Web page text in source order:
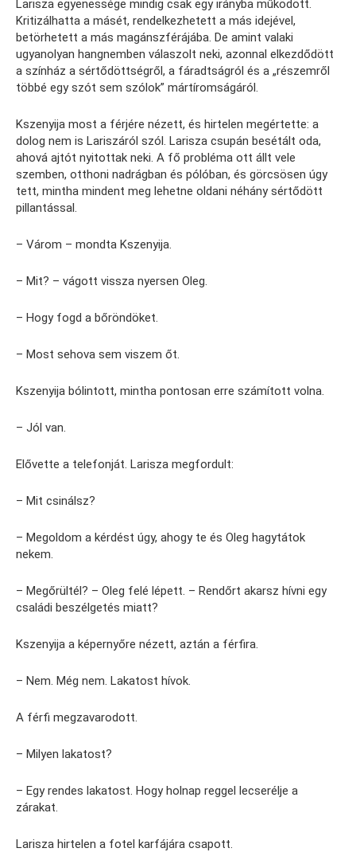
Larisza egyenessége mindig csak egy irányba működött.
Kritizálhatta a másét, rendelkezhetett a más idejével,
betörhetett a más magánszférájába. De amint valaki
ugyanolyan hangnemben válaszolt neki, azonnal elkezdődött
a színház a sértődöttségről, a fáradtságról és a „részemről
többé egy szót sem szólok” mártíromságáról.
Kszenyija most a férjére nézett, és hirtelen megértette: a
dolog nem is Lariszáról szól. Larisza csupán besétált oda,
ahová ajtót nyitottak neki. A fő probléma ott állt vele
szemben, otthoni nadrágban és pólóban, és görcsösen úgy
tett, mintha mindent meg lehetne oldani néhány sértődött
pillantással.
– Várom – mondta Kszenyija.
– Mit? – vágott vissza nyersen Oleg.
– Hogy fogd a bőröndöket.
– Most sehova sem viszem őt.
Kszenyija bólintott, mintha pontosan erre számított volna.
– Jól van.
Elővette a telefonját. Larisza megfordult:
– Mit csinálsz?
– Megoldom a kérdést úgy, ahogy te és Oleg hagytátok
nekem.
– Megőrültél? – Oleg felé lépett. – Rendőrt akarsz hívni egy
családi beszélgetés miatt?
Kszenyija a képernyőre nézett, aztán a férfira.
– Nem. Még nem. Lakatost hívok.
A férfi megzavarodott.
– Milyen lakatost?
– Egy rendes lakatost. Hogy holnap reggel lecserélje a
zárakat.
Larisza hirtelen a fotel karfájára csapott.